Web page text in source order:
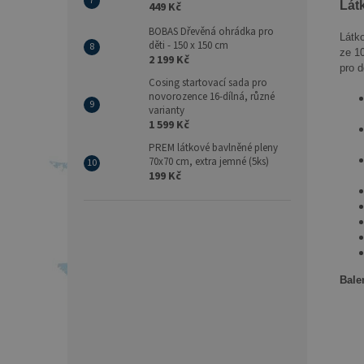
449 Kč
BOBAS Dřevěná ohrádka pro
děti - 150 x 150 cm
2 199 Kč
Cosing startovací sada pro
novorozence 16-dílná, různé
varianty
1 599 Kč
PREM látkové bavlněné pleny
70x70 cm, extra jemné (5ks)
199 Kč
ze
pro